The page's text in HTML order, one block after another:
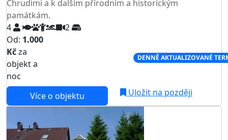
Chrudimi a k dalším přírodním a historickým
památkám.
4
2
Od: 1.000
Kčza
objekt a
noc
DENNĚ AKTUALIZOVANÉ
Více o objektu Uložit na později